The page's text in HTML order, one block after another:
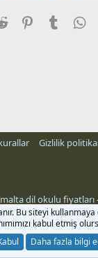
Reddit PinterestTumblr
Gizlilik
malta dil okulu fiyatları
Bu siteyi
kabul etmiş
Daha fazla bilgi